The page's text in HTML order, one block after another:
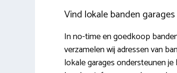
Vind lokale banden
In no-time en goedkoop
verzamelen wij adressen van
lokale garages ondersteunen